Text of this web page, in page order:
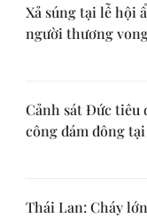
Xả súng tại lễ hội
người thương
Cảnh sát Đức tiêu
công đám đông
Thái Lan: Cháy